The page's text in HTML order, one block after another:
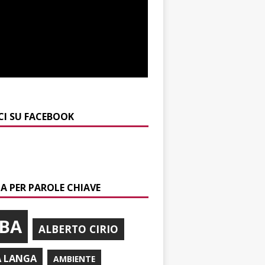
SU FACEBOOK
PER PAROLE CHIAVE
ALBERTO CIRIO
LANGA AMBIENTE